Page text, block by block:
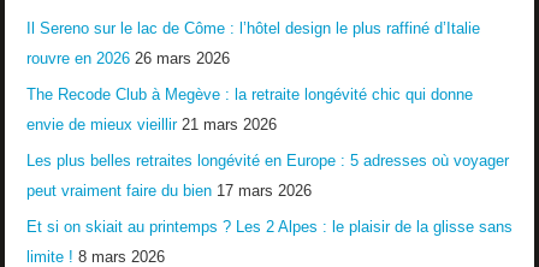
Il Sereno sur le lac de Côme : l’hôtel design le plus raffiné d’Italie
rouvre en 2026 26 mars 2026
The Recode Club à Megève : la retraite longévité chic qui donne
envie de mieux vieillir 21 mars 2026
Les plus belles retraites longévité en Europe : 5 adresses où voyager
peut vraiment faire du bien 17 mars 2026
Et si on skiait au printemps ? Les 2 Alpes : le plaisir de la glisse sans
limite ! 8 mars 2026